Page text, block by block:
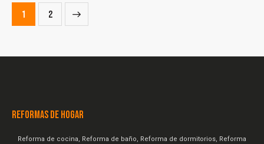
1 2
REFORMAS DE HOGAR
Reforma de cocina, Reforma de baño, Reforma de dormitorios, Reforma